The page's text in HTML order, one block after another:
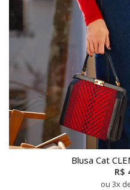
Blusa Cat
R$
ou 3x